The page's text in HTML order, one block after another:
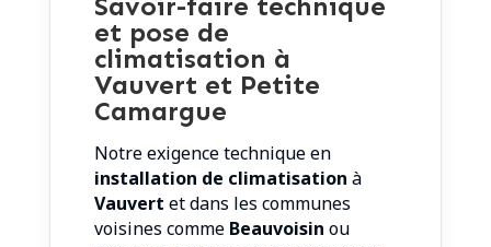
et pose de
climatisation à
Vauvert et Petite
Camargue
Notre exigence technique en
installation de climatisation à
Vauvert et dans les communes
voisines comme Beauvoisin ou